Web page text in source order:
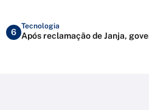
6
Tecnologia
Após reclamação de Janja,